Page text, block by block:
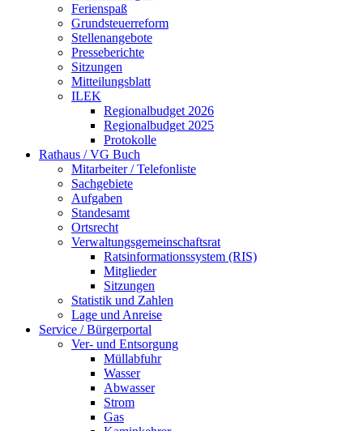
Ferienspaß
Grundsteuerreform
Stellenangebote
Presseberichte
Sitzungen
Mitteilungsblatt
ILEK
Regionalbudget 2026
Regionalbudget 2025
Protokolle
Rathaus / VG Buch
Mitarbeiter / Telefonliste
Sachgebiete
Aufgaben
Standesamt
Ortsrecht
Verwaltungsgemeinschaftsrat
Ratsinformationssystem (RIS)
Mitglieder
Sitzungen
Statistik und Zahlen
Lage und Anreise
Service / Bürgerportal
Ver- und Entsorgung
Müllabfuhr
Wasser
Abwasser
Strom
Gas